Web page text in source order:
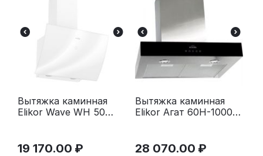
Вытяжка каминная
Elikor Wave WH 50
19 170.00 ₽
Вытяжка каминная
Elikor Агат 60Н-1000-
28 070.00 ₽